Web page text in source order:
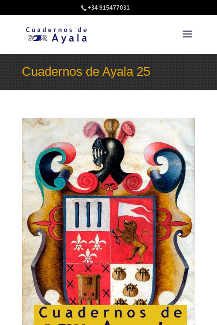
+34 915477031
Cuadernos de Ayala 25